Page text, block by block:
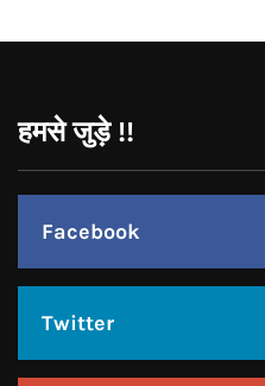
हमसे जुड़े !!
Facebook
Twitter